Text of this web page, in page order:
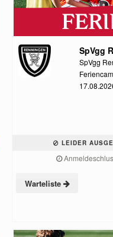
SpVgg
SpVgg
LEIDER
Warteliste